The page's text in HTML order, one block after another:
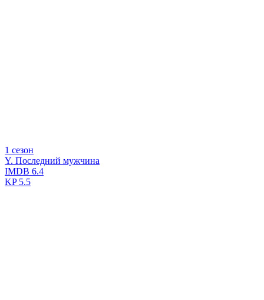
1 сезон
Y. Последний мужчина
IMDB 6.4
KP5.5